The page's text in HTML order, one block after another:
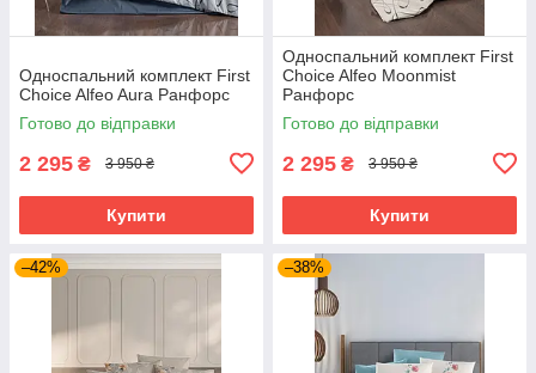
Односпальний комплект First
Choice Alfeo Aura Ранфорс
Готово до відправки
2 295 ₴ 3 950 ₴
Купити
Односпальний комплект First
Choice Alfeo Moonmist
Ранфорс
Готово до відправки
2 295 ₴ 3 950 ₴
Купити
–42% –38%